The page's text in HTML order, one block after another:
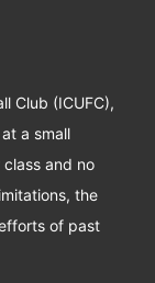
Club (ICUFC),
a small
and no
the
of past